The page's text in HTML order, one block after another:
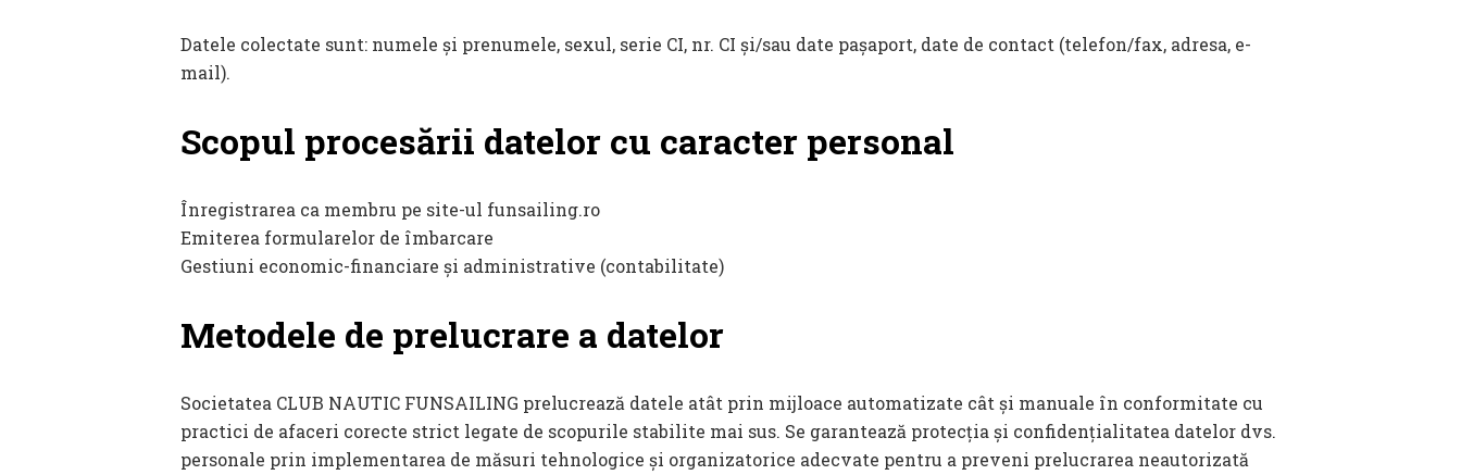
Datele colectate sunt: numele și prenumele, sexul, serie CI, nr. CI și/sau date pașaport, date de contact (telefon/fax, adresa, e-
mail).
Scopul procesării datelor cu caracter personal
Înregistrarea ca membru pe site-ul funsailing.ro
Emiterea formularelor de îmbarcare
Gestiuni economic-financiare și administrative (contabilitate)
Metodele de prelucrare a datelor
Societatea CLUB NAUTIC FUNSAILING prelucrează datele atât prin mijloace automatizate cât și manuale în conformitate cu
practici de afaceri corecte strict legate de scopurile stabilite mai sus. Se garantează protecția și confidențialitatea datelor dvs.
personale prin implementarea de măsuri tehnologice și organizatorice adecvate pentru a preveni prelucrarea neautorizată